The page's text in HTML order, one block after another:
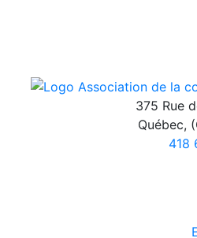
375 Rue
Québec,
418